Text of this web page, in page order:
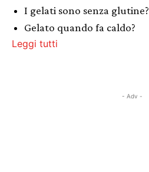
I gelati sono senza glutine?
Gelato quando fa caldo?
Leggi tutti
- Adv -